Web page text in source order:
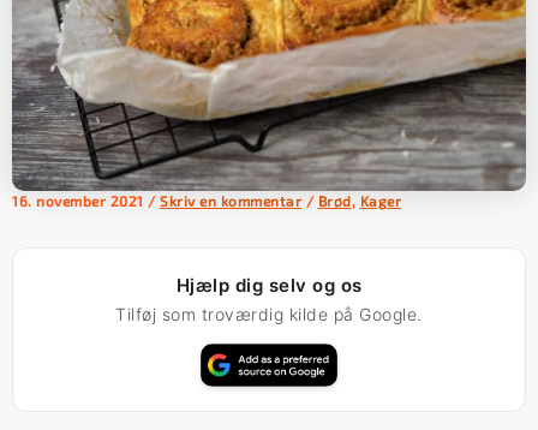
16. november 2021 / Skriv en kommentar / Brød Kager
Hjælp dig selv og os
Tilføj som troværdig kilde på Google.